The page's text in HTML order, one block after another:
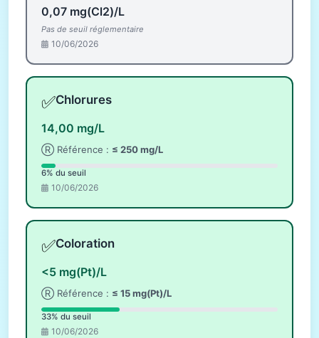
0,07 mg(Cl2)/L
Pas de seuil réglementaire
10/06/2026
✅Chlorures
14,00 mg/L
Ⓡ Référence : ≤ 250 mg/L
6% du seuil
10/06/2026
✅Coloration
<5 mg(Pt)/L
Ⓡ Référence : ≤ 15 mg(Pt)/L
33% du seuil
10/06/2026